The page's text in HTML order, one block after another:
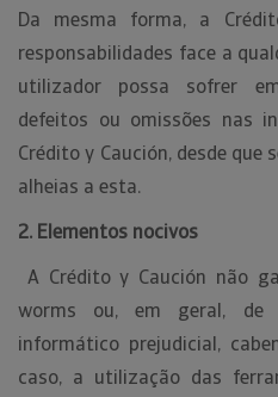
Da mesma forma, a
responsabilidades face a
utilizador possa sofrer
defeitos ou omissões nas
Crédito y Caución, desde que
alheias a esta.
2. Elementos nocivos
A Crédito y Caución não
worms ou, em geral, de
informático prejudicial,
caso, a utilização das